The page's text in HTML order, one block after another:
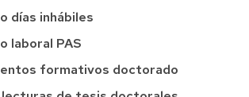
días inhábiles
laboral PAS
formativos doctorado